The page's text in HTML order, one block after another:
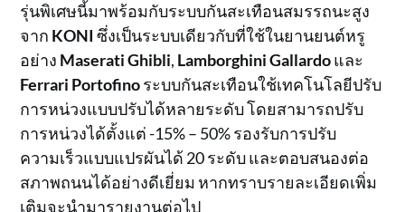
รุ่นพิเศษนี้มาพร้อมกับระบบกันสะเทือนสมรรถนะสูง
จาก KONI ซึ่งเป็นระบบเดียวกับที่ใช้ในยานยนต์หรู
อย่าง Maserati Ghibli, Lamborghini Gallardoและ
Ferrari Portofinoระบบกันสะเทือนใช้เทคโนโลยีปรับ
การหน่วงแบบปรับได้หลายระดับ โดยสามารถปรับ
การหน่วงได้ตั้งแต่ -15% – 50% รองรับการปรับ
ความเร็วแบบแปรผันได้ 20 ระดับ และตอบสนองต่อ
สภาพถนนได้อย่างดีเยี่ยม หากทราบรายละเอียดเพิ่ม
เติมจะนำมารายงานต่อไป